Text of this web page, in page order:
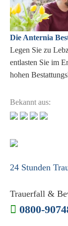
Die Anternia
Legen Sie zu
entlasten Sie im
hohen
Bekannt aus:
24 Stunden
Trauerfall &
0800-